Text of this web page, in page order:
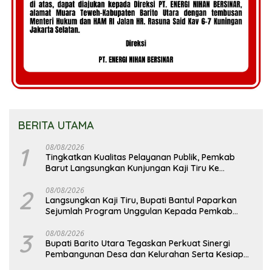
BERITA UTAMA
1 08/08/2026
Tingkatkan Kualitas Pelayanan Publik, Pemkab
Barut Langsungkan Kunjungan Kaji Tiru Ke
2 08/08/2026
Langsungkan Kaji Tiru, Bupati Bantul Paparkan
Sejumlah Program Unggulan Kepada Pemkab
3 08/08/2026
Bupati Barito Utara Tegaskan Perkuat Sinergi
Pembangunan Desa dan Kelurahan Serta Kesiapan